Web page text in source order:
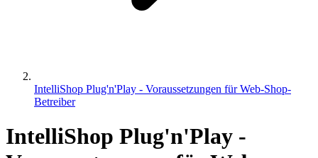
IntelliShop Plug'n'Play - Voraussetzungen für Web-Shop-
Betreiber
IntelliShop Plug'n'Play -